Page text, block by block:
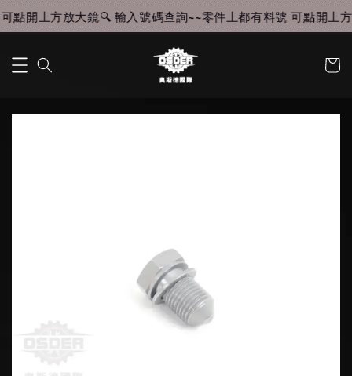
點開上方放大鏡🔍 輸入號碼查詢~~零件上都有料號 可點開上